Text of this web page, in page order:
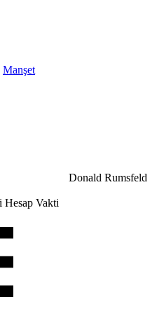
Manşet
Donald Rumsfeld